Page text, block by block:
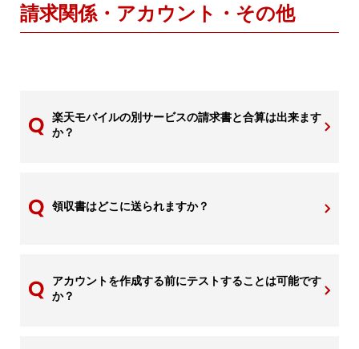
請求関係・アカウント・その他
楽天モバイルの別サービスの請求書と合算は出来ます
か？
領収書はどこに送られますか？
アカウントを作成する前にテストすることは可能です
か？